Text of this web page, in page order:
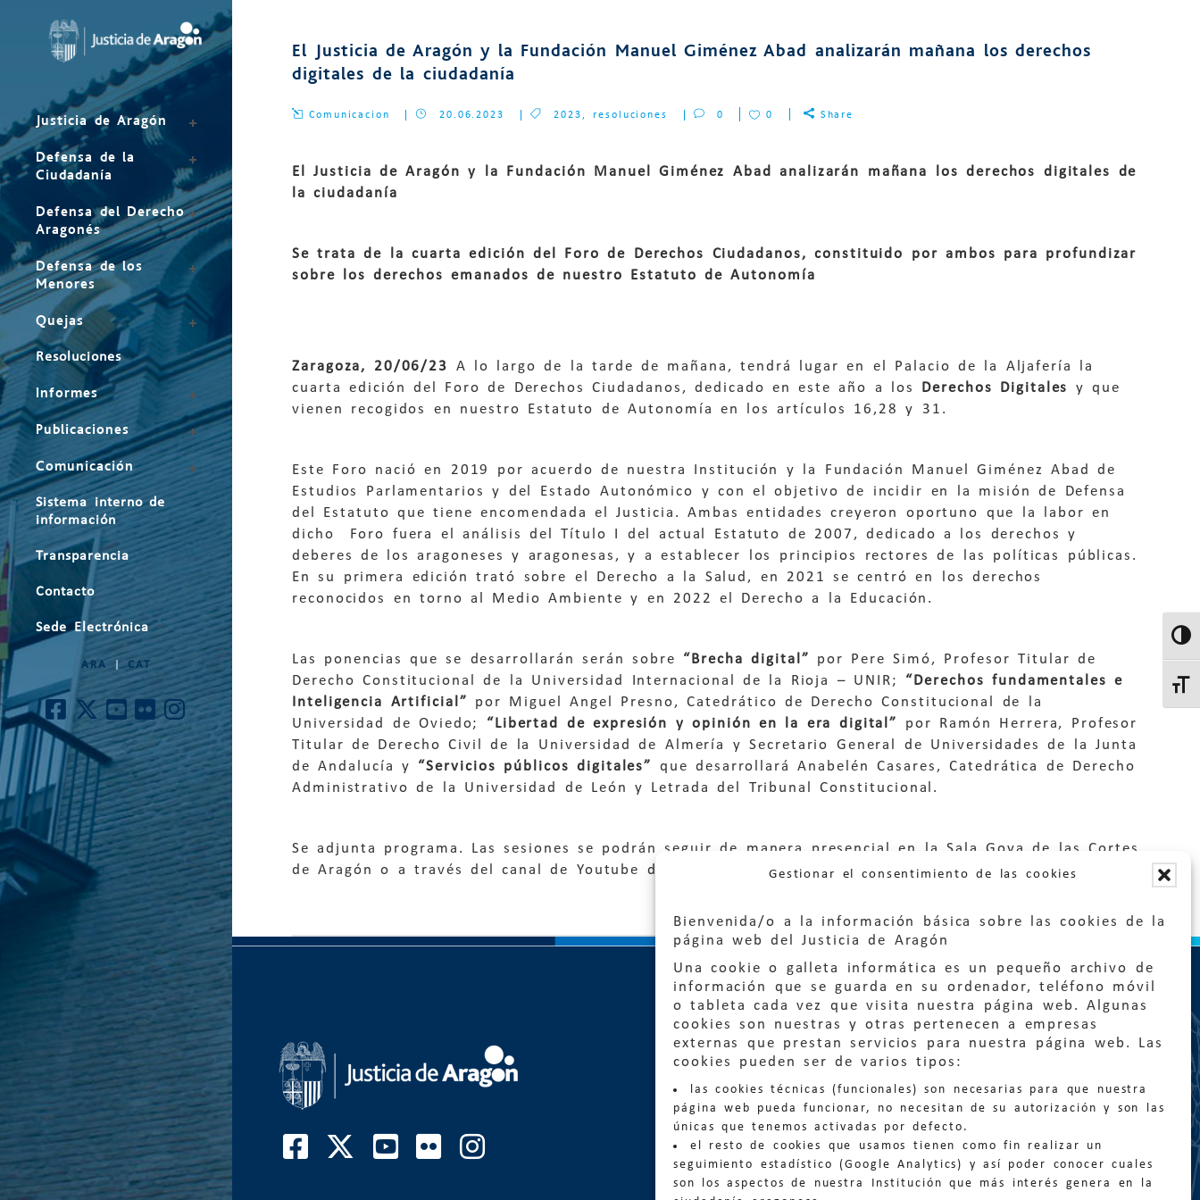
Gestionar el consentimiento de las cookies
Bienvenida/o a la información básica sobre las cookies de la
página web del Justicia de Aragón
Una cookie o galleta informática es un pequeño archivo de
información que se guarda en su ordenador, teléfono móvil
o tableta cada vez que visita nuestra página web. Algunas
cookies son nuestras y otras pertenecen a empresas
externas que prestan servicios para nuestra página web. Las
cookies pueden ser de varios tipos:
las cookies técnicas (funcionales) son necesarias para que nuestra
página web pueda funcionar, no necesitan de su autorización y son las
únicas que tenemos activadas por defecto.
el resto de cookies que usamos tienen como fin realizar un
seguimiento estadístico (Google Analytics) y así poder conocer cuales
son los aspectos de nuestra Institución que más interés genera en la
Justicia de Aragón
Defensa de la
Ciudadanía
Defensa del Derecho
Aragonés
Defensa de los
Menores
Quejas
Resoluciones
Informes
Publicaciones
Comunicación
Sistema interno de
información
Transparencia
Contacto
Sede Electrónica
ARA |CAT
El Justicia de Aragón y la Fundación Manuel Giménez Abad analizarán mañana los derechos
digitales de la ciudadanía
Comunicacion 20.06.2023 2023 ,resoluciones 0 0 Share
El Justicia de Aragón y la Fundación Manuel Giménez Abad
analizarán mañana los derechos digitales de
la ciudadanía
Se trata de la cuarta edición del Foro de Derechos Ciudadanos, constituido por ambos para profundizar
sobre los derechos emanados de nuestro Estatuto de Autonomía
Zaragoza, 20/06/23 A lo largo de la tarde de mañana, tendrá lugar en el Palacio de la Aljafería la
cuarta edición del Foro de Derechos Ciudadanos, dedicado en este año a los Derechos Digitales
y que
vienen recogidos en nuestro Estatuto de Autonomía en los artículos 16,28 y 31.
Este Foro nació en 2019 por acuerdo de nuestra Institución y la Fundación Manuel Giménez Abad de
Estudios Parlamentarios y del Estado Autonómico y con el objetivo de incidir en la misión de Defensa
del Estatuto que tiene encomendada el Justicia. Ambas entidades creyeron oportuno que la labor en
dicho Foro fuera el análisis del Título I del actual Estatuto de 2007, dedicado a los derechos y
deberes de los aragoneses y aragonesas, y a establecer los principios rectores de las políticas públicas.
En su primera edición trató sobre el Derecho a la Salud, en 2021 se centró en los derechos
reconocidos en torno al Medio Ambiente y en 2022 el Derecho a la Educación.
Las ponencias que se desarrollarán serán sobre “Brecha digital” por Pere Simó, Profesor Titular de
Derecho Constitucional de la Universidad Internacional de la Rioja – UNIR; “Derechos fundamentales e
Inteligencia Artificial” por Miguel Angel Presno, Catedrático de Derecho Constitucional de la
Universidad de Oviedo; “Libertad de expresión y opinión en la era digital”
por Ramón Herrera, Profesor
Titular de Derecho Civil de la Universidad de Almería y Secretario General de Universidades de la Junta
de Andalucía y “Servicios públicos digitales” que desarrollará Anabelén Casares, Catedrática de Derecho
Administrativo de la Universidad de León y Letrada del Tribunal Constitucional.
Se adjunta programa. Las sesiones se podrán seguir de manera presencial en la Sala Goya de las Cortes
de Aragón o a través del canal de Youtube de la FMGA.
Quejas:quejas@eljusticiadearagon.es
Información general:
informacion@eljusticiadearagon.es
Teléfonos: 900 210 210/ 976 399 354